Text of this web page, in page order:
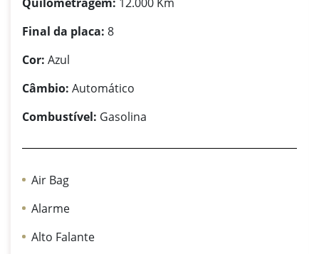
Final da placa: 8
Cor: Azul
Câmbio: Automático
Combustível: Gasolina
Air Bag
Alarme
Alto Falante